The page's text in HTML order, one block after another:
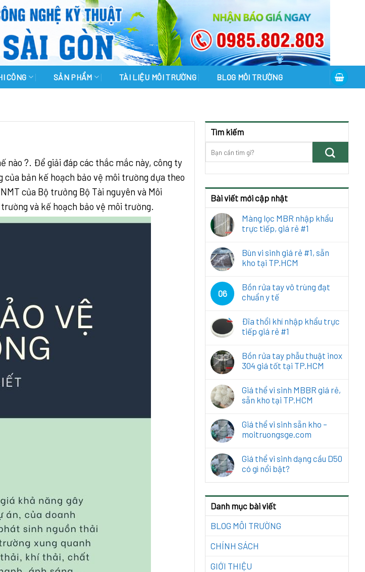
CÔNG SẢN PHẨM TÀI LIỆU MÔI TRƯỜNG BLOG MÔI TRƯỜNG
nào ?. Để giải đáp các thắc mắc này, công ty
bản kế hoạch bảo vệ môi trường dựa theo
của Bộ trưởng Bộ Tài nguyên và Môi
và kế hoạch bảo vệ môi trường.
Tìm kiếm
Bài viết mới cập nhật
Màng lọc MBR nhập khẩu
trực tiếp, giá rẻ #1
Bùn vi sinh giá rẻ #1, sẵn
kho tại TP.HCM
06
Bồn rửa tay vô trùng đạt
chuẩn y tế
Đĩa thổi khí nhập khẩu trực
tiếp giá rẻ #1
Bồn rửa tay phẫu thuật inox
304 giá tốt tại TP.HCM
Giá thể vi sinh MBBR giá rẻ,
sẵn kho tại TP.HCM
Giá thể vi sinh sẵn kho –
moitruongsge.com
Giá thể vi sinh dạng cầu D50
có gì nổi bật?
Danh mục bài viết
BLOG MÔI TRƯỜNG
CHÍNH SÁCH
GIỚI THIỆU